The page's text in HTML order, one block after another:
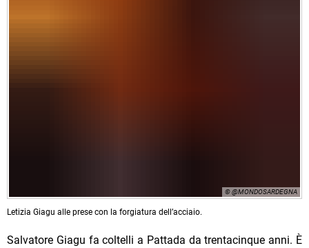
© @MONDOSARDEGNA
Letizia Giagu alle prese con la forgiatura dell’acciaio.
Salvatore Giagu fa coltelli a Pattada da trentacinque anni. È